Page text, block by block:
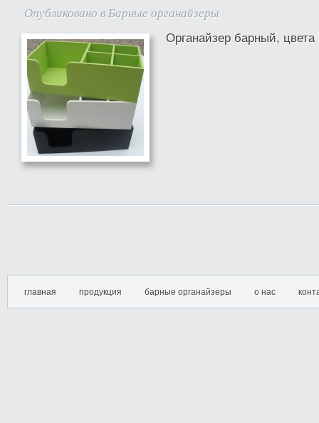
Опубликовано вБарные органайзеры
Органайзер барный,
главная продукция барные органайзеры о нас